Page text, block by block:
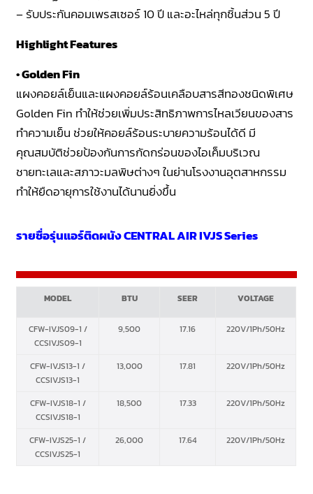
– รับประกันคอมเพรสเซอร์ 10 ปี และอะไหล่ทุกชิ้นส่วน 5 ปี
Highlight Features
• Golden Fin
แผงคอยล์เย็นและแผงคอยล์ร้อนเคลือบสารสีทองชนิดพิเศษ
Golden Fin ทำให้ช่วยเพิ่มประสิทธิภาพการไหลเวียนของสาร
ทำความเย็น ช่วยให้คอยล์ร้อนระบายความร้อนได้ดี มี
คุณสมบัติช่วยป้องกันการกัดกร่อนของไอเค็มบริเวณ
ชายทะเลและสภาวะมลพิษต่างๆ ในย่านโรงงานอุตสาหกรรม
ทำให้ยืดอายุการใช้งานได้นานยิ่งขึ้น
รายชื่อรุ่นแอร์ติดผนัง CENTRAL AIR IVJS Series
MODEL BTU SEER VOLTAGE
CFW-IVJS09-1 /
CCSIVJS09-1
9,500 17.16 220V/1Ph/50Hz
CFW-IVJS13-1 /
CCSIVJS13-1
13,000 17.81 220V/1Ph/50Hz
CFW-IVJS18-1 /
CCSIVJS18-1
18,500 17.33 220V/1Ph/50Hz
CFW-IVJS25-1 /
CCSIVJS25-1
26,000 17.64 220V/1Ph/50Hz